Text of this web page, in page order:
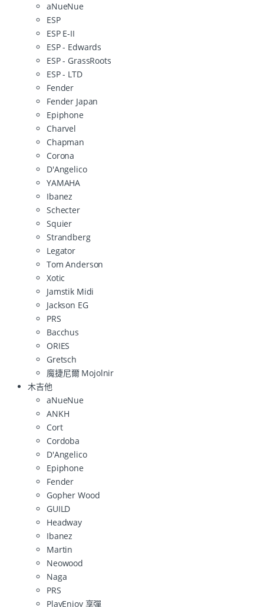
aNueNue
ESP
ESP E-II
ESP - Edwards
ESP - GrassRoots
ESP - LTD
Fender
Fender Japan
Epiphone
Charvel
Chapman
Corona
D'Angelico
YAMAHA
Ibanez
Schecter
Squier
Strandberg
Legator
Tom Anderson
Xotic
Jamstik Midi
Jackson EG
PRS
Bacchus
ORIES
Gretsch
魔捷尼爾 Mojolnir
木吉他
aNueNue
ANKH
Cort
Cordoba
D'Angelico
Epiphone
Fender
Gopher Wood
GUILD
Headway
Ibanez
Martin
Neowood
Naga
PRS
PlayEnjoy 享彈